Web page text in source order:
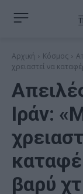
Αρχική Κόσμος
χρειαστεί να
Ιράν:
βαρύ